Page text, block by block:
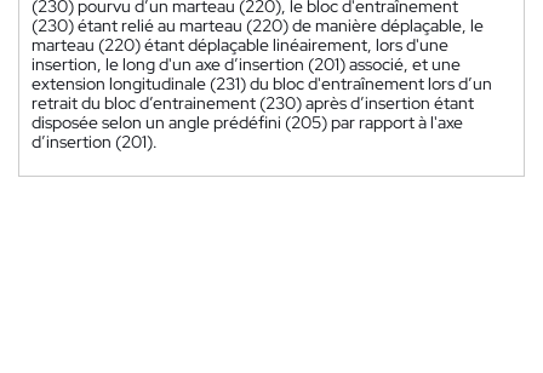
(230) pourvu d’un marteau (220), le bloc d'entraînement
(230) étant relié au marteau (220) de manière déplaçable, le
marteau (220) étant déplaçable linéairement, lors d'une
insertion, le long d'un axe d’insertion (201) associé, et une
extension longitudinale (231) du bloc d'entraînement lors d’un
retrait du bloc d’entrainement (230) après d’insertion étant
disposée selon un angle prédéfini (205) par rapport à l'axe
d’insertion (201).